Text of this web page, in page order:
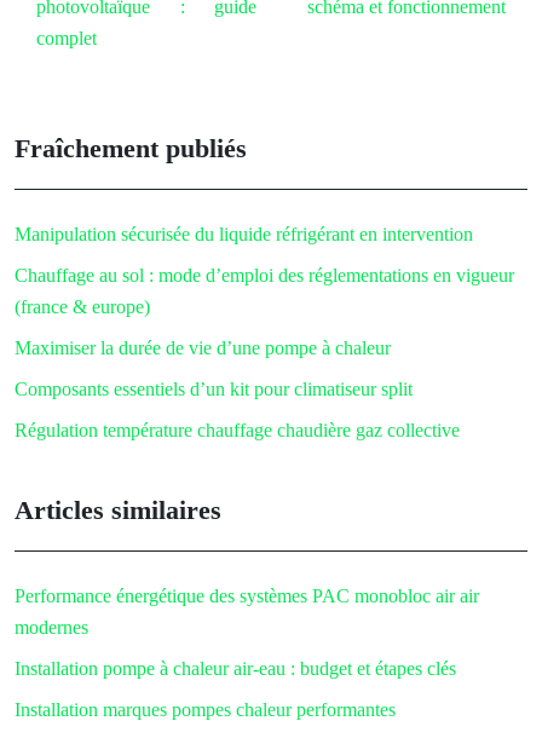
photovoltaïque : guide
complet
schéma et fonctionnement
Fraîchement publiés
Manipulation sécurisée du liquide réfrigérant en intervention
Chauffage au sol : mode d’emploi des réglementations en vigueur
(france & europe)
Maximiser la durée de vie d’une pompe à chaleur
Composants essentiels d’un kit pour climatiseur split
Régulation température chauffage chaudière gaz collective
Articles similaires
Performance énergétique des systèmes PAC monobloc air air
modernes
Installation pompe à chaleur air-eau : budget et étapes clés
Installation marques pompes chaleur performantes